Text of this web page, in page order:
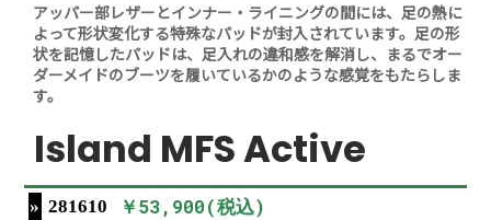
アッパー部レザーとインナー・ライニングの間には、足の熱に
よって形状変化する特殊なパッドが封入されています。足の形
状を記憶したパッドは、足入れの違和感を解消し、まるでオー
ダーメイドのブーツを履いているかのような感覚をもたらしま
す。
Island MFS Active
281610 ￥53,900(税込)